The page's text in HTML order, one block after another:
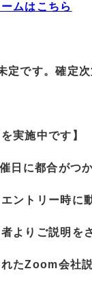
ムはこちら
定です。確定
実施中です】
日に都合がつ
ントリー時に
よりご説明を
れたZoom会社